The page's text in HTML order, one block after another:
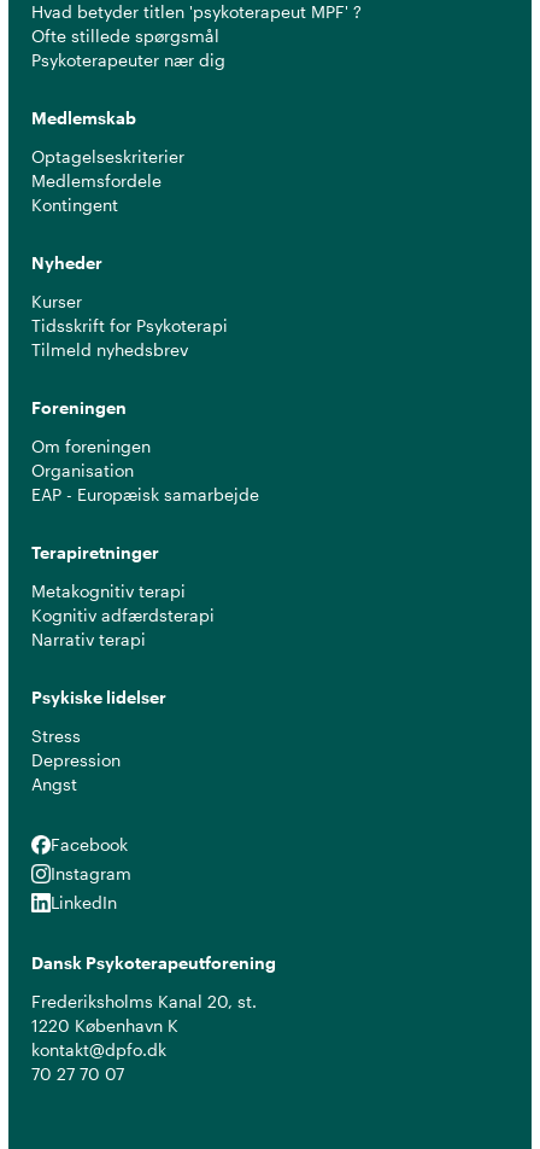
Hvad betyder titlen 'psykoterapeut MPF' ?
Ofte stillede spørgsmål
Psykoterapeuter nær dig
Medlemskab
Optagelseskriterier
Medlemsfordele
Kontingent
Nyheder
Kurser
Tidsskrift for Psykoterapi
Tilmeld nyhedsbrev
Foreningen
Om foreningen
Organisation
EAP - Europæisk samarbejde
Terapiretninger
Metakognitiv terapi
Kognitiv adfærdsterapi
Narrativ terapi
Psykiske lidelser
Stress
Depression
Angst
Facebook
Facebook
Instagram
Instagram
LinkedIn
LinkedIn
Dansk Psykoterapeutforening
Frederiksholms Kanal 20, st.
1220 København K
kontakt@dpfo.dk
70 27 70 07